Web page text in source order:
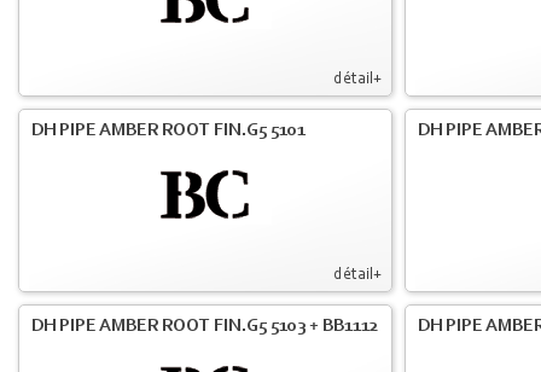
détail+
détail+
DH PIPE AMBER ROOT FIN.G5 5101 DH PIPE
DH PIPE AMBER ROOT FIN.G5 5103 + BB1112 DH PIPE